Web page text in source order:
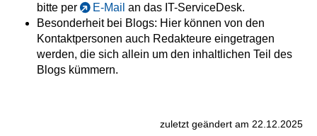
bitte per
E-Mail an das IT-ServiceDesk.
Besonderheit bei Blogs: Hier können von den
Kontaktpersonen auch Redakteure eingetragen
werden, die sich allein um den inhaltlichen Teil des
Blogs kümmern.
zuletzt geändert am 22.12.2025